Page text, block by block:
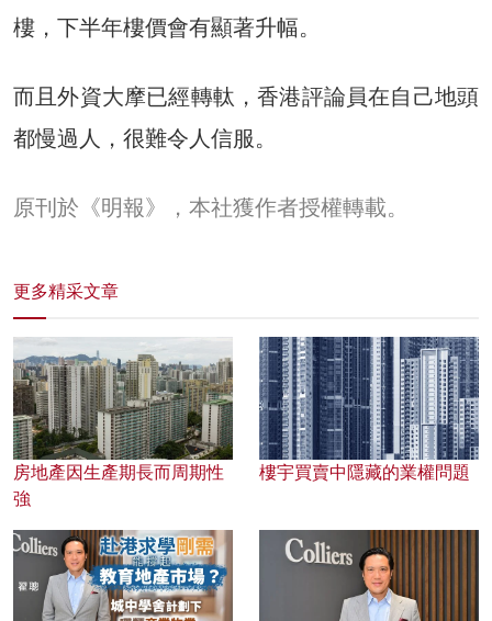
樓，下半年樓價會有顯著升幅。
而且外資大摩已經轉軚，香港評論員在自己地頭
都慢過人，很難令人信服。
原刊於《明報》，本社獲作者授權轉載。
更多精采文章
房地產因生產期長而周期性
強
樓宇買賣中隱藏的業權問題